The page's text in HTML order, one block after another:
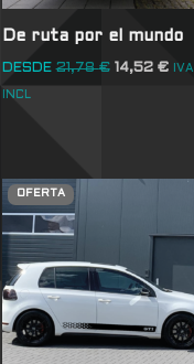
De ruta por el mundo
DESDE 21,78€ 14,52 € IVA
INCL
OFERTA